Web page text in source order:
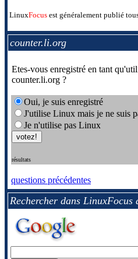
LinuxFocus est généralement publié
counter.li.org
Etes-vous enregistré en tant
counter.li.org ?
Oui, je suis enregistré
J'utilise Linux mais je ne suis
Je n'utilise pas Linux
résultats
questions précédentes
Rechercher dans LinuxFocus